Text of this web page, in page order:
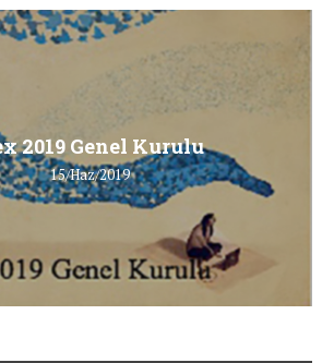
2019 Genel Kurulu
15/Haz/2019